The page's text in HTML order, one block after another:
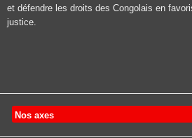
et défendre les droits des Congolais en
justice.
Nos axes